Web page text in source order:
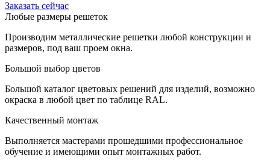
Заказать сейчас
Любые размеры решеток
Производим металлические решетки любой конструкции и
размеров, под ваш проем окна.
Большой выбор цветов
Большой каталог цветовых решений для изделий, возможно
окраска в любой цвет по таблице RAL.
Качественный монтаж
Выполняется мастерами прошедшими профессиональное
обучение и имеющими опыт монтажных работ.